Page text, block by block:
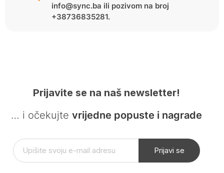
info@sync.ba ili pozivom na broj
+38736835281.
Prijavite se na naš newsletter!
… i očekujte vrijedne popuste i nagrade
Prijavi se